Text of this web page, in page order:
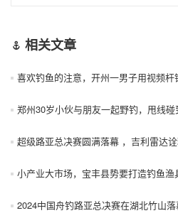
相关文章
喜欢钓鱼的注意，开州一男子用视频杆
郑州30岁小伙与朋友一起野钓，甩线碰
超级路亚总决赛圆满落幕 ，吉利雷达诠
小产业大市场，宝丰县势要打造钓鱼渔
2024中国舟钓路亚总决赛在湖北竹山